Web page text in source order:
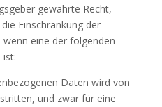
gewährte Recht,
Einschränkung der
eine der folgenden
ist:
Daten wird von
und zwar für eine